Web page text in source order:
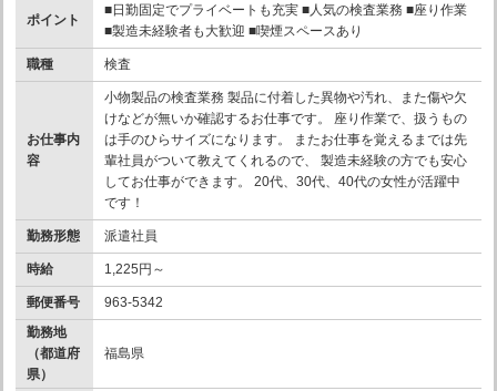
ポイント
■日勤固定でプライベートも充実 ■人気の検査業務 ■座り作業
■製造未経験者も大歓迎 ■喫煙スペースあり
職種 検査
お仕事内
容
小物製品の検査業務 製品に付着した異物や汚れ、また傷や欠
けなどが無いか確認するお仕事です。 座り作業で、扱うもの
は手のひらサイズになります。 またお仕事を覚えるまでは先
輩社員がついて教えてくれるので、 製造未経験の方でも安心
してお仕事ができます。 20代、30代、40代の女性が活躍中
です！
勤務形態 派遣社員
時給 1,225円～
郵便番号
963-5342
勤務地
（都道府
県）
福島県